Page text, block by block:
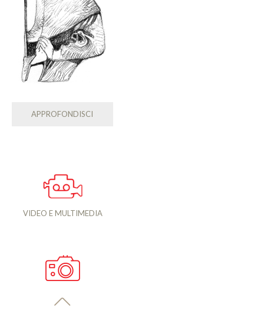
APPROFONDISCI
VIDEO E MULTIMEDIA